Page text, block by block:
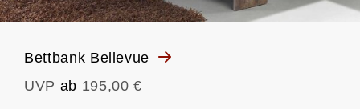
Bettbank Bellevue
UVP ab 195,00 €